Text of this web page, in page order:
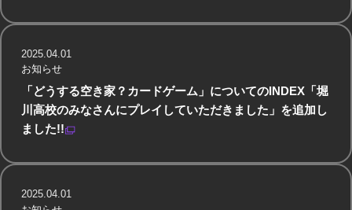
「どうする空き家？カードゲーム」についてのINDEX「堀
川高校のみなさんにプレイしていただきました」を追加し
ました!!
2025.04.01
お知らせ
2025.04.01